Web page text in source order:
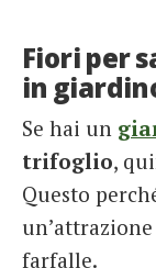
Fiori per
in
Se hai un
trifoglio,
Questo
farfalle.